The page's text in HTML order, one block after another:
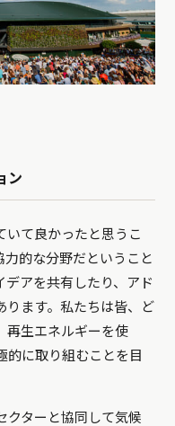
ン
いて良かったと思うこ
力的な分野だということ
アを共有したり、アド
ります。私たちは皆、ど
再生エネルギーを使
的に取り組むことを目
クターと協同して気候